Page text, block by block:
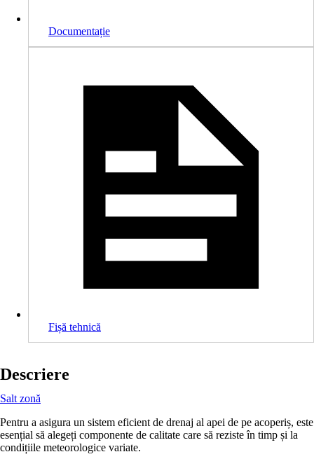
Documentație
Fișă tehnică
Descriere
Salt zonă
Pentru a asigura un sistem eficient de drenaj al apei de pe acoperiș, este
esențial să alegeți componente de calitate care să reziste în timp și la
condițiile meteorologice variate.